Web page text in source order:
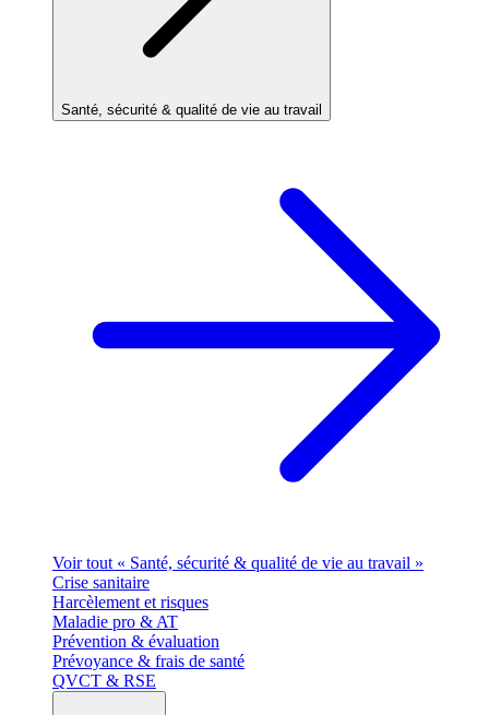
Santé, sécurité & qualité de vie au travail
Voir tout « Santé, sécurité & qualité de vie au travail »
Crise sanitaire
Harcèlement et risques
Maladie pro & AT
Prévention & évaluation
Prévoyance & frais de santé
QVCT & RSE